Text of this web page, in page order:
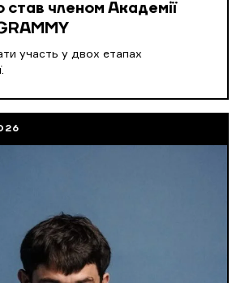
став членом Академії
участь у двох етапах